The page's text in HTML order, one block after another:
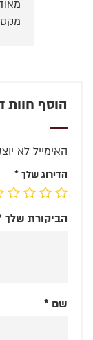
הוסף חוות
האימייל לא
הדירוג שלך *
הביקורת שלך
שם *